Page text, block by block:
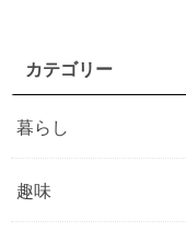
カテゴリー
暮らし
趣味